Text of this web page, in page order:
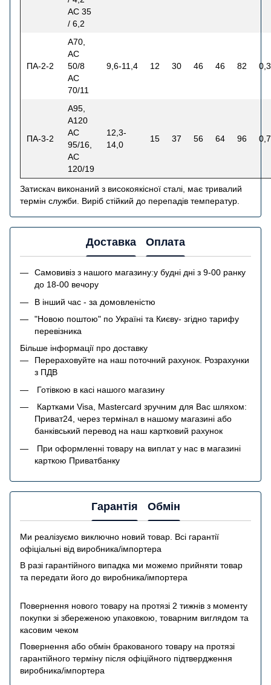
АС 35
/ 6,2
ПА-2-2
А70,
АС
50/8
АС
70/11
9,6-11,4 12 30 46 46 82
ПА-3-2
А95,
А120
АС
95/16,
АС
120/19
12,3-
14,0
15 37 56 64 96
Затискач виконаний з високоякісної сталі, має тривалий
термін служби. Виріб стійкий до перепадів температур.
Доставка Оплата
Самовивіз з нашого магазину:у будні дні з 9-00 ранку
до 18-00 вечору
В інший час - за домовленістю
"Новою поштою" по Україні та Києву- згідно тарифу
перевізника
Більше інформації про доставку
Перераховуйте на наш поточний рахунок. Розрахунки
з ПДВ
Готівкою в касі нашого магазину
Картками Visa, Mastercard зручним для Вас шляхом:
Приват24, через термінал в нашому магазині або
банківський перевод на наш картковий рахунок
При оформленні товару на виплат у нас в магазині
карткою Приватбанку
Гарантія Обмін
Ми реалізуємо виключно новий товар. Всі гарантії
офіціальні від виробника/імпортера
В разі гарантійного випадка ми можемо прийняти товар
та передати його до виробника/імпортера
Повернення нового товару на протязі 2 тижнів з моменту
покупки зі збереженою упаковкою, товарним виглядом та
касовим чеком
Повернення або обмін бракованого товару на протязі
гарантійного терміну після офіційного підтвердження
виробника/імпортера